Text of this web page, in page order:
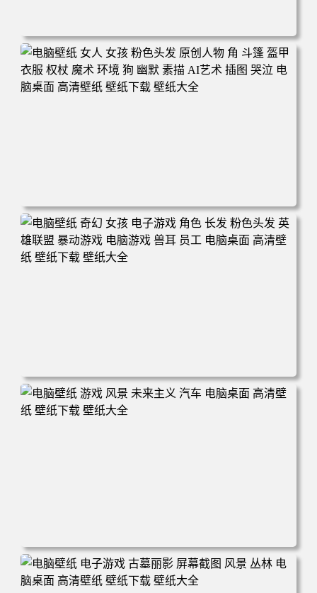
电脑壁纸 奇幻 女孩 眼罩 英雄联盟 电脑桌面 高清壁纸 壁纸
下载 壁纸大全
电脑壁纸 女人 女孩 粉色头发 原创人物 角 斗篷 盔甲 衣服
权杖 魔术 环境 狗 幽默 素描 AI艺术 插图 哭泣 电脑桌面 高
清壁纸 壁纸下载 壁纸大全
电脑壁纸 奇幻 女孩 电子游戏 角色 长发 粉色头发 英雄联盟
暴动游戏 电脑游戏 兽耳 员工 电脑桌面 高清壁纸 壁纸下载
电脑壁纸 游戏 风景 未来主义 汽车 电脑桌面 高清壁纸 壁纸
下载 壁纸大全